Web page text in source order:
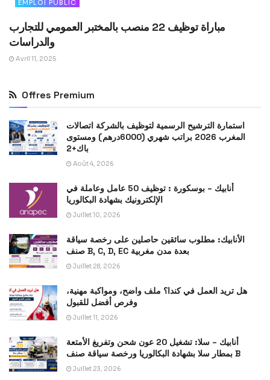
EMPLOI PUBLIC
مباراة توظيف 22 منصب بالمختبر العمومي للتجارب
والدراسات
Avril 11, 2025
Offres Premium
استمارة الترشيح الرسمية لتوظيف بالشركة اتصالات
المغرب 2026 براتب شهري (6000درهم) ومستوى
باك+2
Août 4, 2026
أنابيك – بوسكورة : توظيف 50 عامل وعاملة في
الإلكترونيك بشهادة البكالوريا
Juillet 10, 2026
الأنابيك: مطلوب سائقين حاصلين على رخصة سياقة
صنف B, C, D, EC بعدة مدن مغربية
Juillet 28, 2026
هل تريد العمل في كندا؟ ملف واضح، ومواكبة مهنية،
وفرص أفضل للقبول
Juillet 11, 2026
أنابيك – سلا: تشغيل 20 عون شحن وتفريغ الأمتعة
بمطار سلا بشهادة البكالوريا ورخصة سياقة صنف B
Juillet 23, 2026